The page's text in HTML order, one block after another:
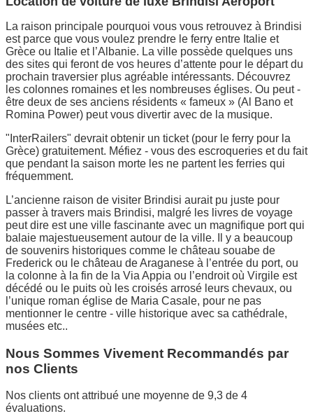
La raison principale pourquoi vous vous retrouvez à Brindisi
est parce que vous voulez prendre le ferry entre Italie et
Grèce ou Italie et l’Albanie. La ville possède quelques uns
des sites qui feront de vos heures d’attente pour le départ du
prochain traversier plus agréable intéressants. Découvrez
les colonnes romaines et les nombreuses églises. Ou peut -
être deux de ses anciens résidents « fameux » (Al Bano et
Romina Power) peut vous divertir avec de la musique.
"InterRailers" devrait obtenir un ticket (pour le ferry pour la
Grèce) gratuitement. Méfiez - vous des escroqueries et du fait
que pendant la saison morte les ne partent les ferries qui
fréquemment.
L’ancienne raison de visiter Brindisi aurait pu juste pour
passer à travers mais Brindisi, malgré les livres de voyage
peut dire est une ville fascinante avec un magnifique port qui
balaie majestueusement autour de la ville. Il y a beaucoup
de souvenirs historiques comme le château souabe de
Frederick ou le château de Araganese à l’entrée du port, ou
la colonne à la fin de la Via Appia ou l’endroit où Virgile est
décédé ou le puits où les croisés arrosé leurs chevaux, ou
l’unique roman église de Maria Casale, pour ne pas
mentionner le centre - ville historique avec sa cathédrale,
musées etc..
Nous Sommes Vivement Recommandés par
nos Clients
Nos clients ont attribué une moyenne de 9,3 de 4
évaluations.